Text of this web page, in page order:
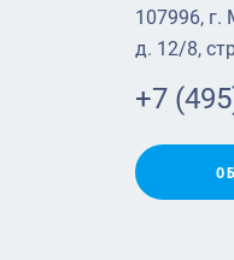
107996, г.
д. 12/8,
+7